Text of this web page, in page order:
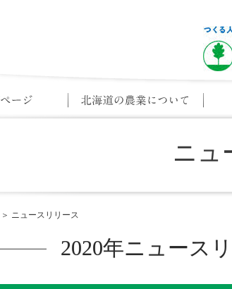
ニュ
ニュースリリース
2020年ニュース